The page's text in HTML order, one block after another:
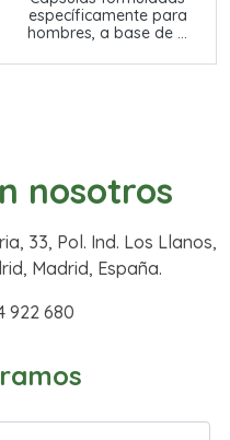
específicamente para
hombres, a base de ...
nosotros
33, Pol. Ind. Los Llanos,
Madrid, España.
922 680